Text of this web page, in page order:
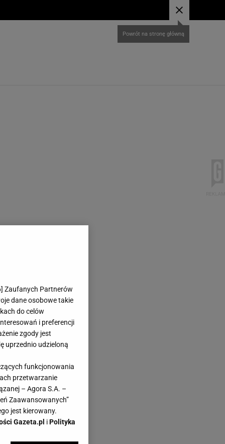
] Zaufanych Partnerów
dane osobowe takie
do celów
i preferencji
zgody jest
uprzednio udzieloną
funkcjonowania
przetwarzanie
– Agora S.A. –
Zaawansowanych”
jest kierowany.
Gazeta.pl iPolityka